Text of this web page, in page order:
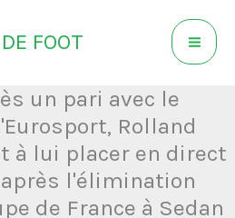
FOOT
un pari avec le
Rolland
à lui placer en direct
l'élimination
de France à Sedan